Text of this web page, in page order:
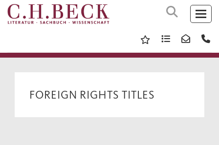
FOREIGN RIGHTS TITLES